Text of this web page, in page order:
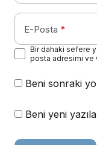
E-Posta *
Bir dahaki sefere
posta adresimi ve
Beni sonraki
Beni yeni